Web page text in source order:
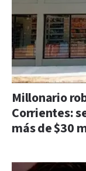
Millonario
Corrientes:
más de $30